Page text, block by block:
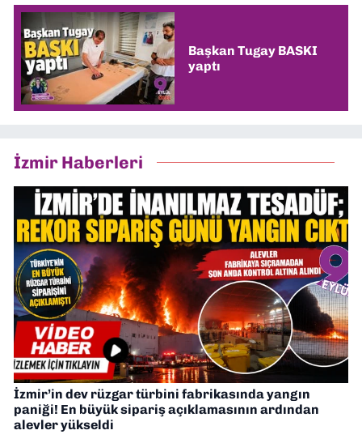
Başkan Tugay BASKI
yaptı
İzmir Haberleri
İzmir’in dev rüzgar türbini fabrikasında yangın
paniği! En büyük sipariş açıklamasının ardından
alevler yükseldi